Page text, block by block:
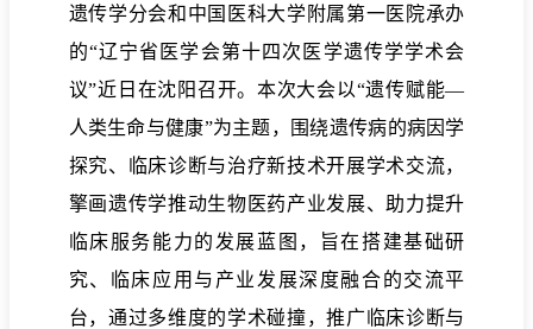
遗传学分会和中国医科大学附属第一医院承办
的“辽宁省医学会第十四次医学遗传学学术会
议”近日在沈阳召开。本次大会以“遗传赋能—
人类生命与健康”为主题，围绕遗传病的病因学
探究、临床诊断与治疗新技术开展学术交流，
擎画遗传学推动生物医药产业发展、助力提升
临床服务能力的发展蓝图，旨在搭建基础研
究、临床应用与产业发展深度融合的交流平
台，通过多维度的学术碰撞，推广临床诊断与